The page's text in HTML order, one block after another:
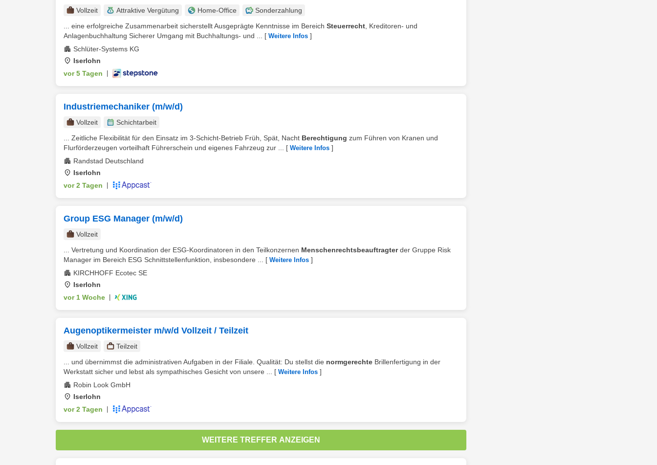
Vollzeit Attraktive Vergütung Home-Office
Sonderzahlung
... eine erfolgreiche Zusammenarbeit sicherstellt Ausgeprägte Kenntnisse im Bereich Steuerrecht , Kreditoren- und
Anlagenbuchhaltung Sicherer Umgang mit Buchhaltungs- und ...
[ Weitere Infos ]
Schlüter-Systems KG
Iserlohn
vor 5 Tagen
Industriemechaniker (m/w/d)
Vollzeit
Schichtarbeit
... Zeitliche Flexibilität für den Einsatz im 3-Schicht-Betrieb Früh, Spät, Nacht Berechtigung zum Führen von Kranen und
Flurförderzeugen vorteilhaft Führerschein und eigenes Fahrzeug zur ...
[ Weitere Infos ]
Randstad Deutschland
Iserlohn
vor 2 Tagen
Group ESG Manager (m/w/d)
Vollzeit
... Vertretung und Koordination der ESG-Koordinatoren in den Teilkonzernen Menschenrechtsbeauftragterder Gruppe Risk
Manager im Bereich ESG Schnittstellenfunktion, insbesondere ...
[ Weitere Infos ]
KIRCHHOFF Ecotec SE
Iserlohn
vor 1 Woche
Augenoptikermeister m/w/d Vollzeit / Teilzeit
Vollzeit
Teilzeit
... und übernimmst die administrativen Aufgaben in der Filiale. Qualität: Du stellst die normgerechte Brillenfertigung in der
Werkstatt sicher und lebst als sympathisches Gesicht von unsere ...
[ Weitere Infos ]
Robin Look GmbH
Iserlohn
vor 2 Tagen
WEITERE TREFFER ANZEIGEN